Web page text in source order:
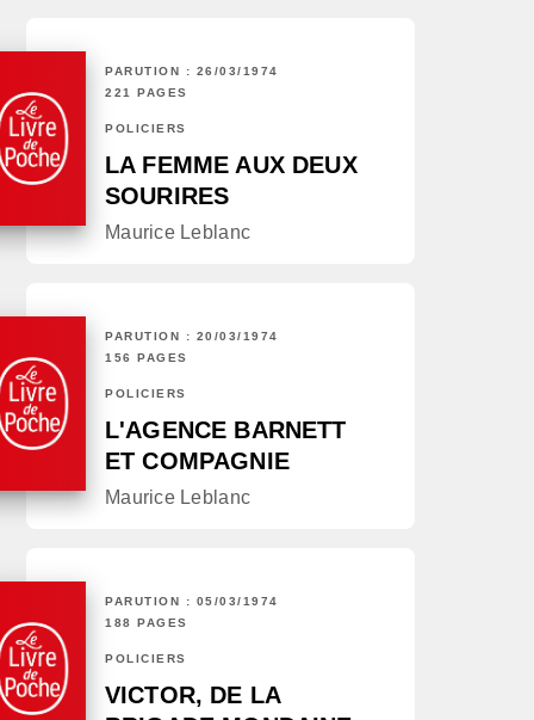
PARUTION : 26/03/1974
221 PAGES
POLICIERS
LA FEMME AUX DEUX
SOURIRES
Maurice Leblanc
PARUTION : 20/03/1974
156 PAGES
POLICIERS
L'AGENCE BARNETT
ET COMPAGNIE
Maurice Leblanc
PARUTION : 05/03/1974
188 PAGES
POLICIERS
VICTOR, DE LA